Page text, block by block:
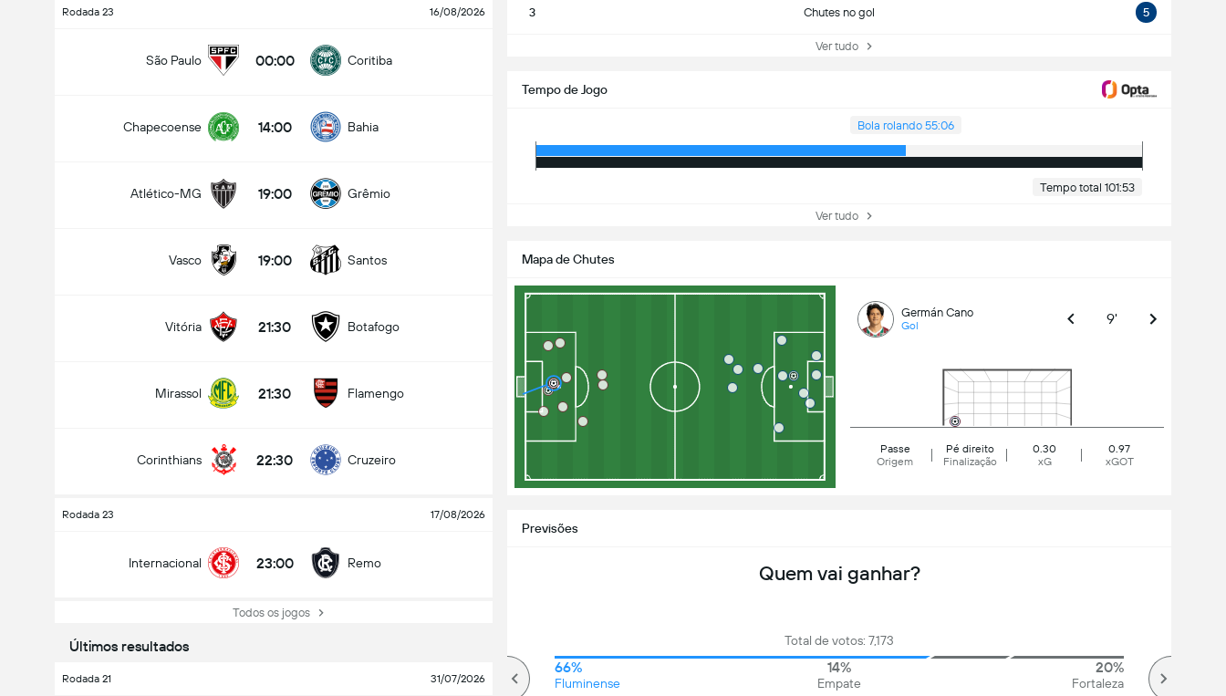
Rodada 23 16/08/2026
São Paulo 00:00 Coritiba
Chapecoense 14:00 Bahia
Atlético-MG 19:00 Grêmio
Vasco 19:00 Santos
Vitória 21:30 Botafogo
Mirassol 21:30 Flamengo
Corinthians 22:30 Cruzeiro
Rodada 23 17/08/2026
Internacional 23:00 Remo
Todos os jogos
Últimos resultados
Rodada 21 31/07/2026
3 Chutes no gol 5
Ver tudo
Tempo de Jogo
Bola rolando 55:06
Tempo total 101:53
Ver tudo
Mapa de Chutes
Germán Cano
Gol 9'
Passe
Origem
Pé direito
Finalização
0.30
xG
0.97
xGOT
Previsões
Quem vai ganhar?
Total de votos: 7,173
66%
Fluminense
14%
Empate
20%
Fortaleza
Total de Gols (2.5)
Mais que